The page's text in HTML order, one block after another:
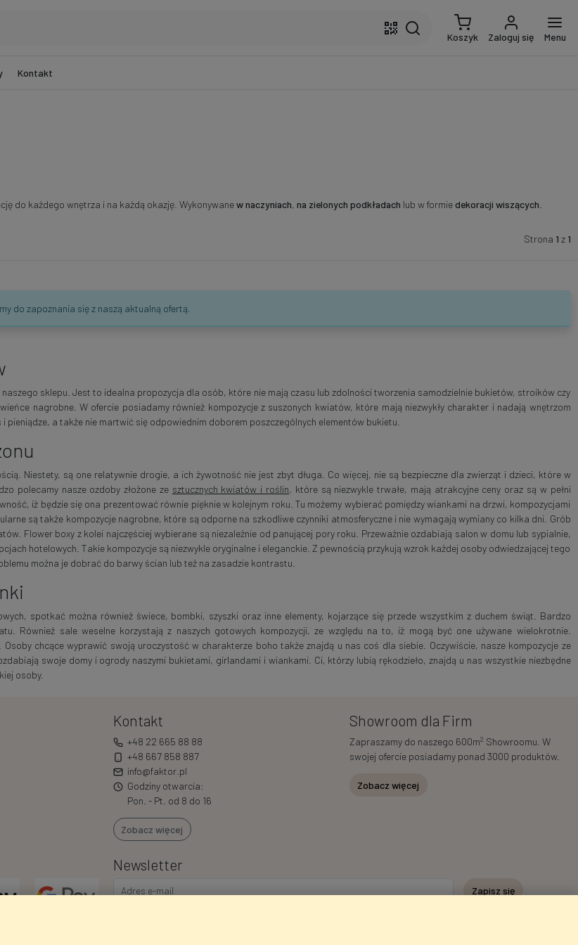
Koszyk Zaloguj się Menu
Kontakt
do każdego wnętrza i na każdą okazję. Wykonywanew naczyniach, na zielonych podkładach lub w formiedekoracji wiszących
Strona 1 z 1
do zapoznania się z naszą aktualną ofertą.
sklepu. Jest to idealna propozycja dla osób, które nie mają czasu lub zdolności tworzenia samodzielnie bukietów, stroików czy
nagrobne. W ofercie posiadamy również kompozycje z suszonych kwiatów, które mają niezwykły charakter i nadają wnętrzom
a także nie martwić się odpowiednim doborem poszczególnych elementów bukietu.
Niestety, są one relatywnie drogie, a ich żywotność nie jest zbyt długa. Co więcej, nie są bezpieczne dla zwierząt i dzieci, które w
polecamy nasze ozdoby złożone ze sztucznych kwiatów i roślin, które są niezwykle trwałe, mają atrakcyjne ceny oraz są w pełni
iż będzie się ona prezentować równie pięknie w kolejnym roku. Tu możemy wybierać pomiędzy wiankami na drzwi, kompozycjami
są także kompozycje nagrobne, które są odporne na szkodliwe czynniki atmosferyczne i nie wymagają wymiany co kilka dni. Grób
Flower boxy z kolei najczęściej wybierane są niezależnie od panującej pory roku. Przeważnie ozdabiają salon w domu lub sypialnie,
hotelowych. Takie kompozycje są niezwykle oryginalne i eleganckie. Z pewnością przykują wzrok każdej osoby odwiedzającej tego
można je dobrać do barwy ścian lub też na zasadzie kontrastu.
spotkać można również świece, bombki, szyszki oraz inne elementy, kojarzące się przede wszystkim z duchem świąt. Bardzo
Również sale weselne korzystają z naszych gotowych kompozycji, ze względu na to, iż mogą być one używane wielokrotnie.
chcące wyprawić swoją uroczystość w charakterze boho także znajdą u nas coś dla siebie. Oczywiście, nasze kompozycje ze
swoje domy i ogrody naszymi bukietami, girlandami i wiankami. Ci, którzy lubią rękodzieło, znajdą u nas wszystkie niezbędne
osoby.
Kontakt
+48 22 665 88 88
+48 667 858 887
info@faktor.pl
Godziny otwarcia:
Pon. - Pt. od 8 do 16
Zobacz więcej
Showroom dla Firm
Zapraszamy do naszego 600m2 Showroomu. W
swojej ofercie posiadamy ponad 3000 produktów.
Zobacz więcej
Newsletter
Zapisz się